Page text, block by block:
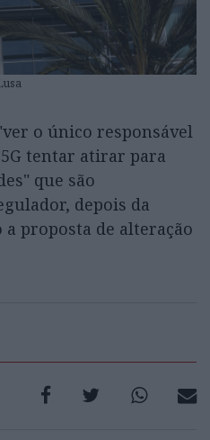
o único responsável
tentar atirar para
que são
depois da
proposta de alteração